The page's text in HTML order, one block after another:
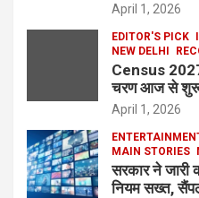
April 1, 2026
EDITOR'S PICK
NEW DELHI
Census
चरण आज से
April 1, 2026
MAIN STORIES
सरकार ने
नियम सख्त,